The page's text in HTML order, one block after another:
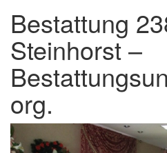
Bestattung
Steinhorst –
org.